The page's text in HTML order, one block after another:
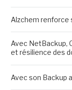
Alzchem renforce
Avec NetBackup,
et résilience des
Avec son Backup